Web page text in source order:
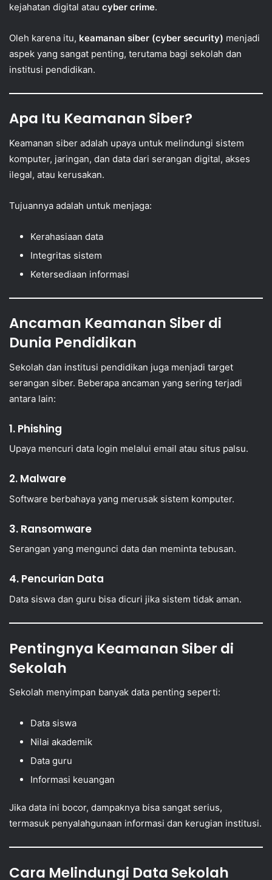
kejahatan digital atau cyber crime.
Oleh karena itu, keamanan siber (cyber security) menjadi
aspek yang sangat penting, terutama bagi sekolah dan
institusi pendidikan.
Apa Itu Keamanan Siber?
Keamanan siber adalah upaya untuk melindungi sistem
komputer, jaringan, dan data dari serangan digital, akses
ilegal, atau kerusakan.
Tujuannya adalah untuk menjaga:
Kerahasiaan data
Integritas sistem
Ketersediaan informasi
Ancaman Keamanan Siber di
Dunia Pendidikan
Sekolah dan institusi pendidikan juga menjadi target
serangan siber. Beberapa ancaman yang sering terjadi
antara lain:
1. Phishing
Upaya mencuri data login melalui email atau situs palsu.
2. Malware
Software berbahaya yang merusak sistem komputer.
3. Ransomware
Serangan yang mengunci data dan meminta tebusan.
4. Pencurian Data
Data siswa dan guru bisa dicuri jika sistem tidak aman.
Pentingnya Keamanan Siber di
Sekolah
Sekolah menyimpan banyak data penting seperti:
Data siswa
Nilai akademik
Data guru
Informasi keuangan
Jika data ini bocor, dampaknya bisa sangat serius,
termasuk penyalahgunaan informasi dan kerugian institusi.
Cara Melindungi Data Sekolah